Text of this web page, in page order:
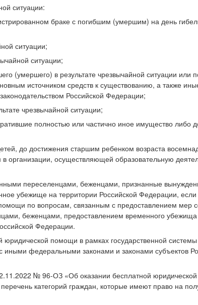
ситуации:
браке с погибшим (умершим) на день
ситуации;
ситуации;
(умершего) в результате чрезвычайной ситуации или
источником средств к существованию, а также
Российской Федерации;
чрезвычайной ситуации;
полностью или частично иное имущество либо
до достижения старшим ребенком возраста
в организации, осуществляющей образовательную
переселенцами, беженцами, признанные
убежище на территории Российской Федерации, если
по вопросам, связанным с предоставлением мер
беженцами, предоставлением временного убежища
Федерации.
помощи в рамках государственной
иными федеральными законами и законами субъектов
№ 96-ОЗ «Об оказании бесплатной
категорий граждан, которые имеют право на